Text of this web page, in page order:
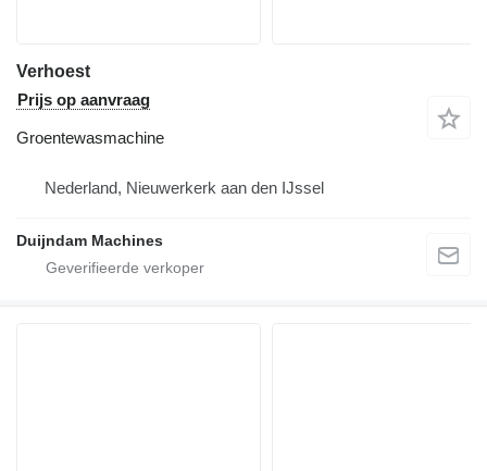
Verhoest
Prijs op aanvraag
Groentewasmachine
Nederland, Nieuwerkerk aan den IJssel
Duijndam Machines